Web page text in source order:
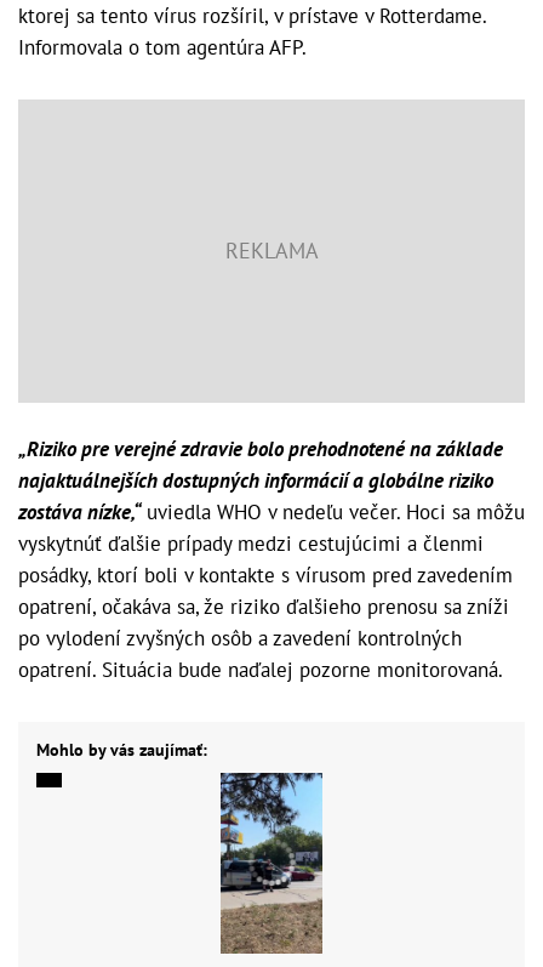
ktorej sa tento vírus rozšíril, v prístave v Rotterdame.
Informovala o tom agentúra AFP.
„Riziko pre verejné zdravie bolo prehodnotené na základe
najaktuálnejších dostupných informácií a globálne riziko
zostáva nízke,“uviedla WHO v nedeľu večer. Hoci sa môžu
vyskytnúť ďalšie prípady medzi cestujúcimi a členmi
posádky, ktorí boli v kontakte s vírusom pred zavedením
opatrení, očakáva sa, že riziko ďalšieho prenosu sa zníži
po vylodení zvyšných osôb a zavedení kontrolných
opatrení. Situácia bude naďalej pozorne monitorovaná.
Mohlo by vás zaujímať: